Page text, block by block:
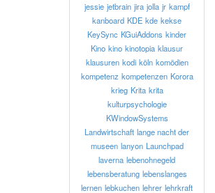
jessie jetbrain jira jolla jr kampf
kanboard KDE kde kekse
KeySync KGuiAddons kinder
Kino kino kinotopia klausur
klausuren kodi köln komödien
kompetenz kompetenzen Korora
krieg Krita krita
kulturpsychologie
KWindowSystems
Landwirtschaft lange nacht der
museen lanyon Launchpad
laverna lebenohnegeld
lebensberatung lebenslanges
lernen lebkuchen lehrer lehrkraft